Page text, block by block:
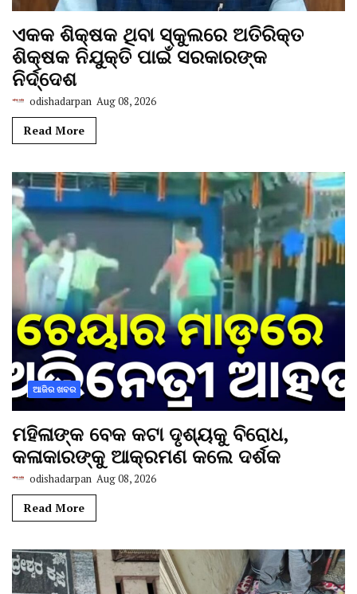
ଏକକ ଶିକ୍ଷକ ଥିବା ସ୍କୁଲରେ ଅତିରିକ୍ତ
ଶିକ୍ଷକ ନିଯୁକ୍ତି ପାଇଁ ସରକାରଙ୍କ
ନିର୍ଦ୍ଦେଶ
odishadarpan Aug 08, 2026
Read More
ଆଜିର ଖବର
ମହିଳାଙ୍କ ବେକ କଟା ଦୃଶ୍ୟକୁ ବିରୋଧ,
କଳାକାରଙ୍କୁ ଆକ୍ରମଣ କଲେ ଦର୍ଶକ
odishadarpan Aug 08, 2026
Read More